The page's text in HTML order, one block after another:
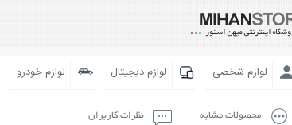
لوازم شخصی لوازم دیجیتال لوازم خودرو
محصولات مشابه نظرات کاربران